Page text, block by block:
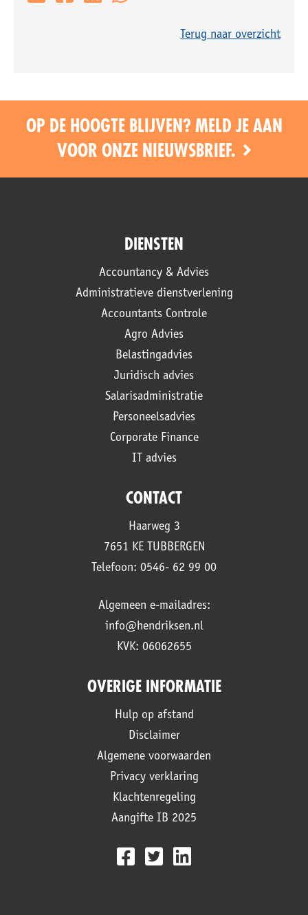
Terug naar overzicht
OP DE HOOGTE BLIJVEN? MELD JE AAN
VOOR ONZE NIEUWSBRIEF.
DIENSTEN
Accountancy & Advies
Administratieve dienstverlening
Accountants Controle
Agro Advies
Belastingadvies
Juridisch advies
Salarisadministratie
Personeelsadvies
Corporate Finance
IT advies
CONTACT
Haarweg 3
7651 KE TUBBERGEN
Telefoon: 0546- 62 99 00
Algemeen e-mailadres:
info@hendriksen.nl
KVK: 06062655
OVERIGE INFORMATIE
Hulp op afstand
Disclaimer
Algemene voorwaarden
Privacy verklaring
Klachtenregeling
Aangifte IB 2025